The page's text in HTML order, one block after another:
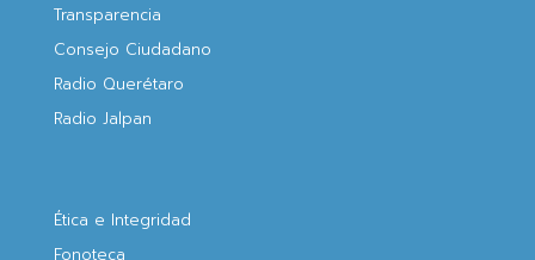
Transparencia
Consejo Ciudadano
Radio Querétaro
Radio Jalpan
Ética e Integridad
Fonoteca